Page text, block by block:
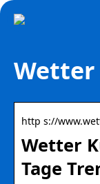
Wetter
http s://
Wetter
Tage